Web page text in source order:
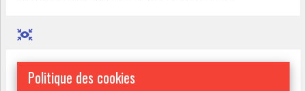
Politique des cookies